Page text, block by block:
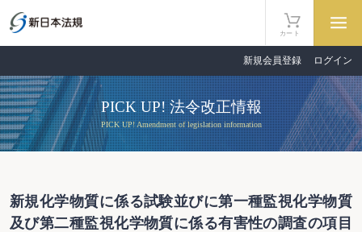
カート
新規会員登録 ログイン
PICK UP! 法令改正情報
PICK UP! Amendment of legislation information
新規化学物質に係る試験並びに第一種監視化学物質
及び第二種監視化学物質に係る有害性の調査の項目